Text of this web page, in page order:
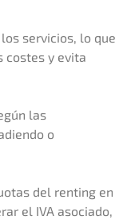
servicios, lo que
costes y evita
las
o
del renting en
el IVA asociado,